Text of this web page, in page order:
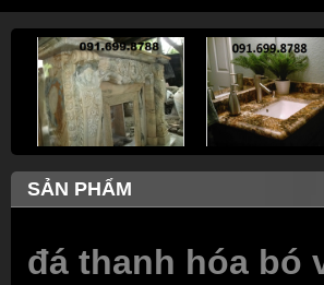
SẢN PHẨM
đá thanh hóa bó